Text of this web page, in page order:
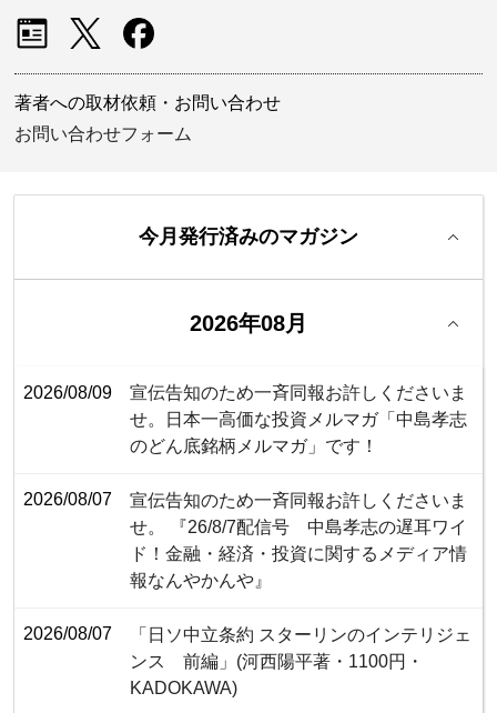
著者への取材依頼・お問い合わせ
お問い合わせフォーム
今月発行済みのマガジン
2026年08月
2026/08/09
宣伝告知のため一斉同報お許しくださいま
せ。日本一高価な投資メルマガ「中島孝志
のどん底銘柄メルマガ」です！
2026/08/07
宣伝告知のため一斉同報お許しくださいま
せ。 『26/8/7配信号 中島孝志の遅耳ワイ
ド！金融・経済・投資に関するメディア情
報なんやかんや』
2026/08/07
「日ソ中立条約 スターリンのインテリジェ
ンス 前編」(河西陽平著・1100円・‎
KADOKAWA)